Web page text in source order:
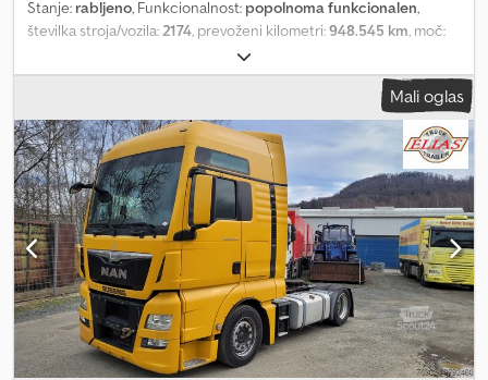
Stanje: rabljeno, Funkcionalnost: popolnoma funkcionalen,
številka stroja/vozila:2174, prevoženi kilometri:948.545 km, moč:
, prva registracija:
lastna masa:8.290 kg, skupna masa:18.600 kg, velikost
, medosna razdalja:
3.600 mm, naslednji pregled (TÜV):10/2026, gorivo:dizel,
kapaciteta rezervoarja za gorivo:960 l, zavore:intarder
, barva:
rumena, voznikova kabina:spalna kabina
, vrsta prenosa:
samodejen, emisijski razred: euro6d, vzmetenje:zrak
, število
postelj:2, Leto izdelave:2019, Oprema:ABS, AdBlue, Bluetooth,
EBS (Elektronski zavorni sistem), Tahograf, USB priključek,
asistent za ohranjanje voznega pasu, centralno zaklepanje,
dodatne luči, drugi rezervoar za gorivo, električno nastavljivo
ogledalo, električno upravljanje oken, elektronski program
stabilnosti (ESP), filter saj, greljenje sedeža, hladilnik, klimatska
naprava, meglenke, nadzor oprijema, navigacijski sistem, nizka
raven hrupa, parkirna klimatska naprava, parkirni grelec,
Mali oglas